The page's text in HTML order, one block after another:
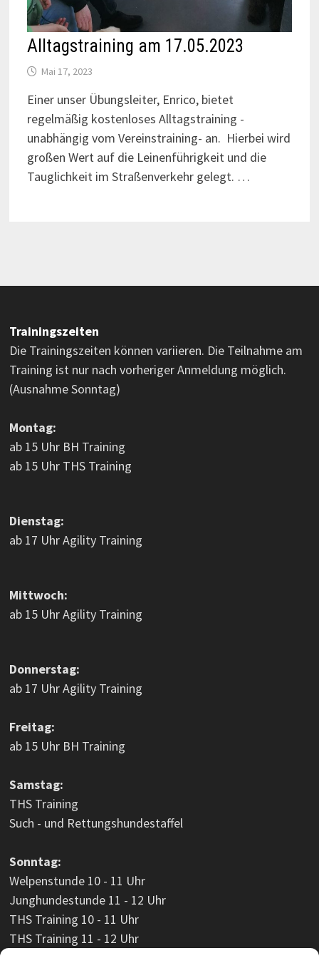
Alltagstraining am 17.05.2023
Mai 17, 2023
Einer unser Übungsleiter, Enrico, bietet
regelmäßig kostenloses Alltagstraining -
unabhängig vom Vereinstraining- an. Hierbei wird
großen Wert auf die Leinenführigkeit und die
Tauglichkeit im Straßenverkehr gelegt. …
Trainingszeiten
Die Trainingszeiten können variieren. Die Teilnahme am
Training ist nur nach vorheriger Anmeldung möglich.
(Ausnahme Sonntag)
Montag:
ab 15 Uhr BH Training
ab 15 Uhr THS Training
Dienstag:
ab 17 Uhr Agility Training
Mittwoch:
ab 15 Uhr Agility Training
Donnerstag:
ab 17 Uhr Agility Training
Freitag:
ab 15 Uhr BH Training
Samstag:
THS Training
Such - und Rettungshundestaffel
Sonntag:
Welpenstunde 10 - 11 Uhr
Junghundestunde 11 - 12 Uhr
THS Training 10 - 11 Uhr
THS Training 11 - 12 Uhr